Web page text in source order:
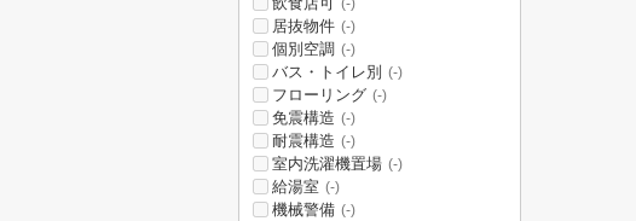
(-)
居抜物件 (-)
個別空調 (-)
バス・トイレ別 (-)
フローリング (-)
免震構造 (-)
耐震構造 (-)
室内洗濯機置場 (-)
給湯室 (-)
機械警備 (-)